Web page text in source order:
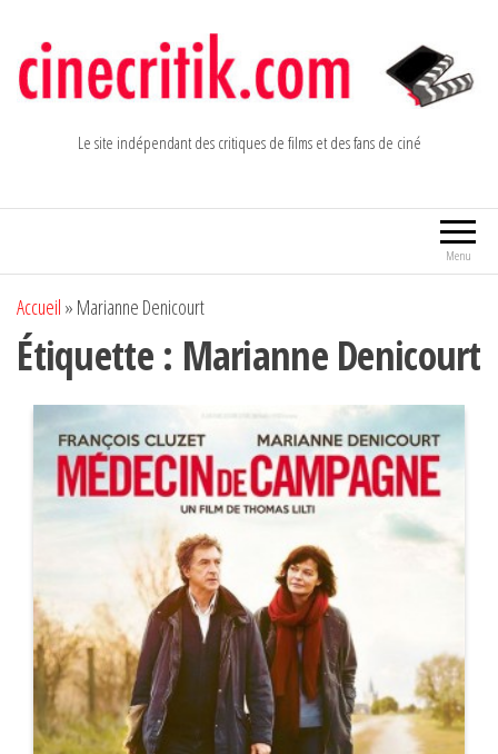
contenu
Le site indépendant des critiques de films et des fans de ciné
Menu
Accueil » Marianne Denicourt
Étiquette : Marianne Denicourt